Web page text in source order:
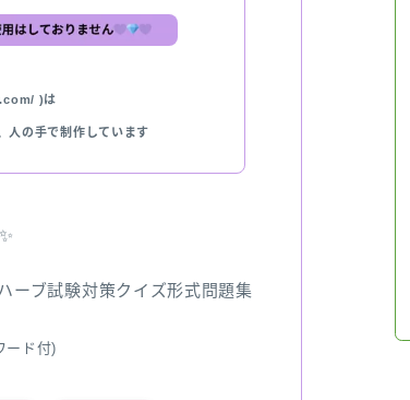
)は
人の手で制作しています
ーブ試験対策クイズ形式問題集
ード付)